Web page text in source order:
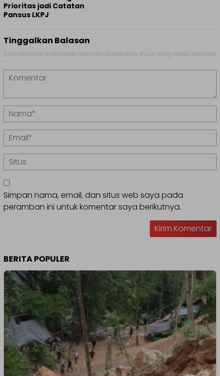
Prioritas jadi Catatan
Pansus LKPJ
Tinggalkan Balasan
Alamat email Anda tidak akan dipublikasikan. Ruas yang wajib ditandai
*
Simpan nama, email, dan situs web saya pada
peramban ini untuk komentar saya berikutnya.
BERITA POPULER